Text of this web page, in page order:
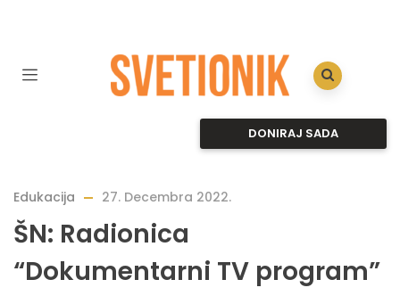
DONIRAJ SADA
Edukacija 27. Decembra 2022.
ŠN: Radionica
“Dokumentarni TV program”